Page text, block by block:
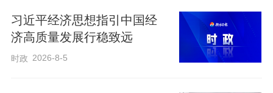
唯”与“立新标”并举，推动人才评价从看帽
子、数论文、比项目，转向看创新能力、
质量、实效和贡献。
习近平经济思想指引中国经
济高质量发展行稳致远
时政 2026-8-5